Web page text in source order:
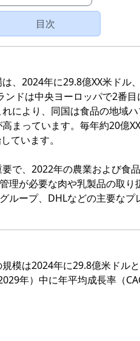
目次
、2024年に29.8億XX米ドル
ドは中央ヨーロッパで2番
により、同国は食品の地域
まっています。毎年約20億
ています。
で、2022年の農業および食
理が必要な肉や乳製品の取
ループ、DHLなどの主要な
模は2024年に29.8億米ドル
年）中に年平均成長率（